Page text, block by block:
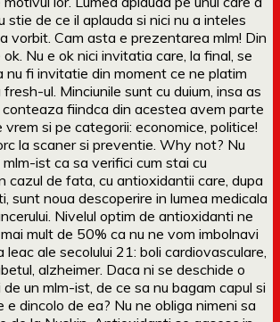
stie de ce il aplauda si nici nu a inteles
vorbit. Cam asta e prezentarea mlm! Din
Nu e ok nici invitatia care, la final, se
nu fi invitatie din moment ce ne platim
ul. Minciunile sunt cu duium, insa as
conteaza fiindca din acestea avem parte
si pe categorii: economice, politice!
la scaner si preventie. Why not? Nu
ist ca sa verifici cum stai cu
cazul de fata, cu antioxidantii care, dupa
sunt noua descoperire in lumea medicala
Nivelul optim de antioxidanti ne
mult de 50% ca nu ne vom imbolnavi
leac ale secolului 21: boli cardiovasculare,
alzheimer. Daca ni se deschide o
de un mlm-ist, de ce sa nu bagam capul si
e dincolo de ea? Nu ne obliga nimeni sa